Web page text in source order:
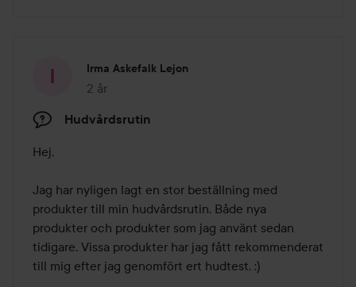
Irma Askefalk Lejon
2 år
Inlägget skapades 2 år
Hudvårdsrutin
Hej,
Jag har nyligen lagt en stor beställning med
produkter till min hudvårdsrutin. Både nya
produkter och produkter som jag använt sedan
tidigare. Vissa produkter har jag fått rekommenderat
till mig efter jag genomfört ert hudtest. :)